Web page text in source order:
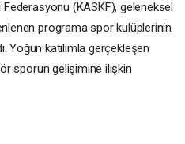
(KASKF), geleneksel
programa spor kulüplerinin
Yoğun katılımla gerçekleşen
sporun gelişimine ilişkin